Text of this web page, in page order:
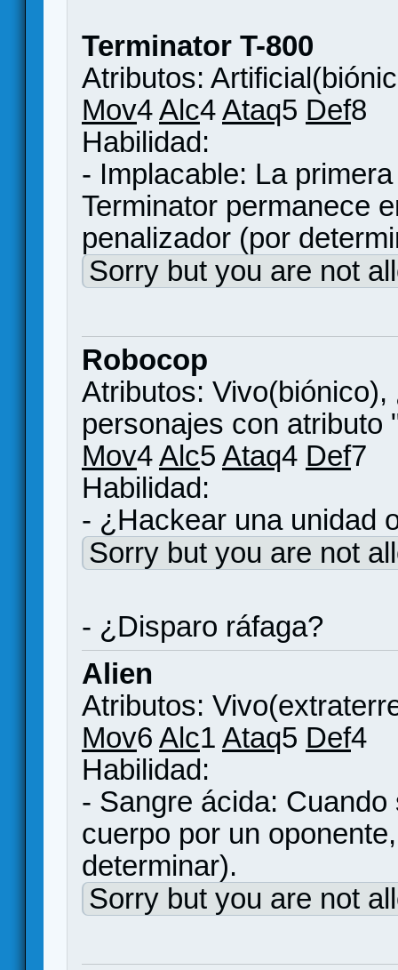
Terminator T-800
Atributos:
Mov4Alc4Ataq5 Def8
Habilidad:
- Implacable: La
Terminator permanece
penalizador (por
Sorry but you are not
Robocop
Atributos:
personajes con atributo
Mov4Alc5 Ataq4 Def7
Habilidad:
- ¿Hackear una unidad
Sorry but you are not
- ¿Disparo ráfaga?
Alien
Atributos:
Mov6 Alc1 Ataq5 Def4
Habilidad:
- Sangre ácida:
cuerpo por un
determinar).
Sorry but you are not